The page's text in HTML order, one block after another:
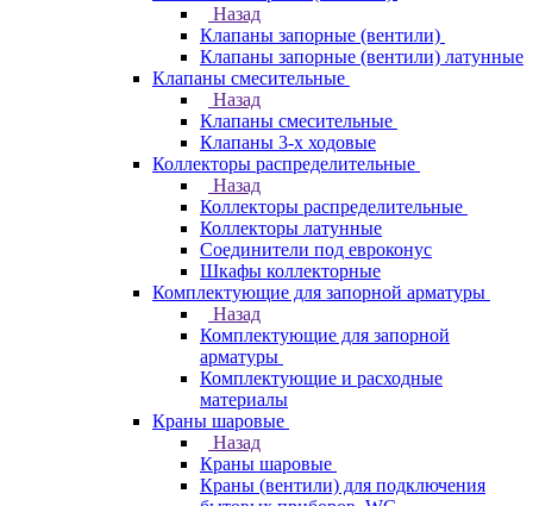
Назад
Клапаны запорные (вентили)
Клапаны запорные (вентили) латунные
Клапаны смесительные
Назад
Клапаны смесительные
Клапаны 3-х ходовые
Коллекторы распределительные
Назад
Коллекторы распределительные
Коллекторы латунные
Соединители под евроконус
Шкафы коллекторные
Комплектующие для запорной арматуры
Назад
Комплектующие для запорной
арматуры
Комплектующие и расходные
материалы
Краны шаровые
Назад
Краны шаровые
Краны (вентили) для подключения